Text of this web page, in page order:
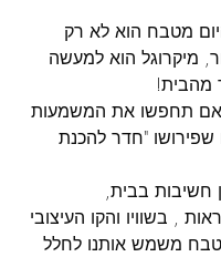
מטבח הוא לא רק
מיקרוגל הוא למעשה
מהבית!
תחפשו את המשמעות
"חדר להכנת
חשיבות בבית,
, בשוויו והקו העיצובי
משמש אותנו לחלל